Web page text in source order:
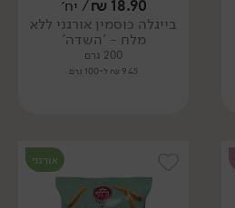
18.90
₪/ יח׳
בייגלה כוסמין אורגני ללא
מלח - 'השדה'
200 גרם
9.45 ₪ ל-100 גרם
אורגני